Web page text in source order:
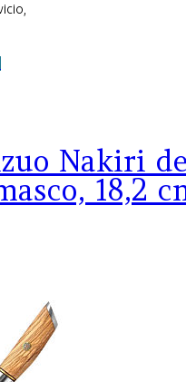
Nakiri
18,2